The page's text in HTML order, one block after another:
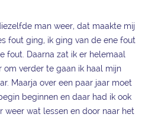
man weer, dat maakte mij
fout ging, ik ging van de ene fout
fout. Daarna zat ik er helemaal
om verder te gaan ik haal mijn
Maarja over een paar jaar moet
beginnen en daar had ik ook
weer wat lessen en door naar het